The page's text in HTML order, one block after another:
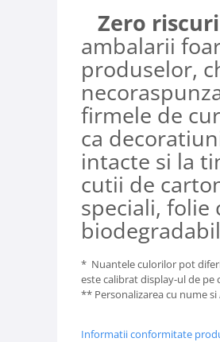
Zero
ambalarii
produselor,
firmele de
ca
intacte si la
cutii de
speciali, folie
* Nuantele culorilor pot
este calibrat display-ul de pe
** Personalizarea cu nume
Informatii conformitate